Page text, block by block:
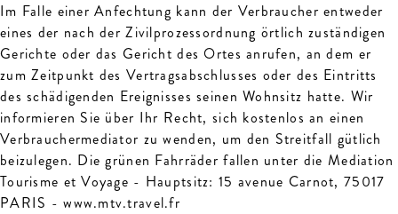
Im Falle einer Anfechtung kann der Verbraucher entweder
eines der nach der Zivilprozessordnung örtlich zuständigen
Gerichte oder das Gericht des Ortes anrufen, an dem er
zum Zeitpunkt des Vertragsabschlusses oder des Eintritts
des schädigenden Ereignisses seinen Wohnsitz hatte. Wir
informieren Sie über Ihr Recht, sich kostenlos an einen
Verbrauchermediator zu wenden, um den Streitfall gütlich
beizulegen. Die grünen Fahrräder fallen unter die Mediation
Tourisme et Voyage - Hauptsitz: 15 avenue Carnot, 75017
PARIS - www.mtv.travel.fr